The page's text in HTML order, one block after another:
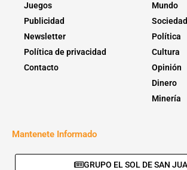
Juegos
Publicidad
Newsletter
Política de privacidad
Contacto
Mundo
Sociedad
Política
Cultura
Opinión
Dinero
Minería
Mantenete Informado
GRUPO EL SOL DE SAN